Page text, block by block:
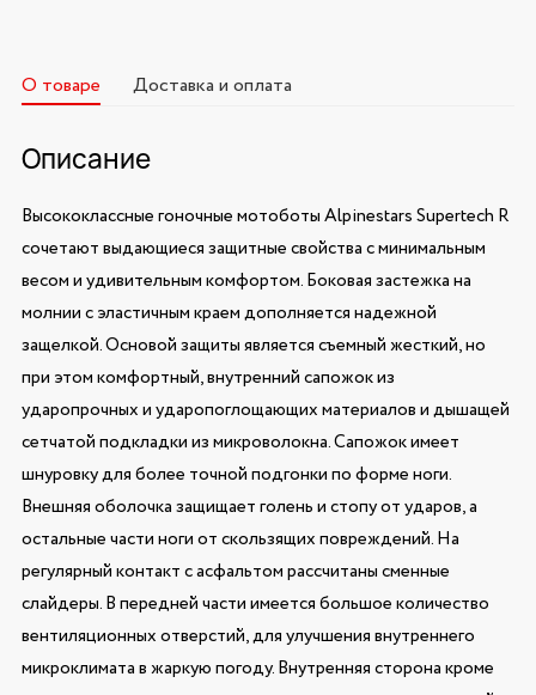
О товаре Доставка и оплата
Описание
Высококлассные гоночные мотоботы Alpinestars Supertech R
сочетают выдающиеся защитные свойства с минимальным
весом и удивительным комфортом. Боковая застежка на
молнии с эластичным краем дополняется надежной
защелкой. Основой защиты является съемный жесткий, но
при этом комфортный, внутренний сапожок из
ударопрочных и ударопоглощающих материалов и дышащей
сетчатой подкладки из микроволокна. Сапожок имеет
шнуровку для более точной подгонки по форме ноги.
Внешняя оболочка защищает голень и стопу от ударов, а
остальные части ноги от скользящих повреждений. На
регулярный контакт с асфальтом рассчитаны сменные
слайдеры. В передней части имеется большое количество
вентиляционных отверстий, для улучшения внутреннего
микроклимата в жаркую погоду. Внутренняя сторона кроме